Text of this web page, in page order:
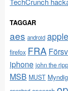
TAGGAR
aes android apple
firefox FRA
iphone john the
MSB MUST